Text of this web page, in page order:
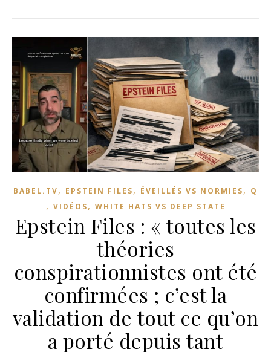
BABEL.TV, EPSTEIN FILES, ÉVEILLÉS VS NORMIES, Q
, VIDÉOS, WHITE HATS VS DEEP STATE
Epstein Files : « toutes les
théories
conspirationnistes ont été
confirmées ; c’est la
validation de tout ce qu’on
a porté depuis tant